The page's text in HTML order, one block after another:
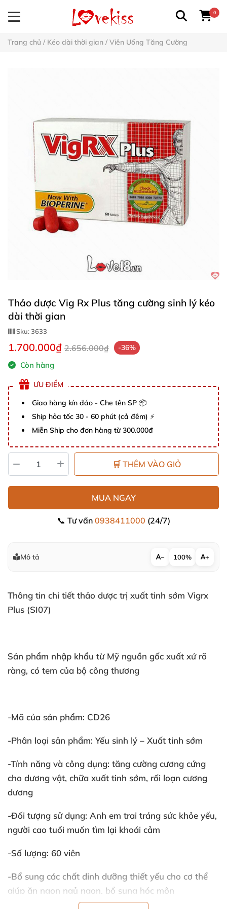
0
Trang chủ / Kéo dài thời gian / Viên Uống Tăng Cường
Thảo dược Vig Rx Plus tăng cường sinh lý kéo
dài thời gian
Sku:3633
1.700.000₫ 2.656.000₫ -36%
Còn hàng
ƯU ĐIỂM
Giao hàng kín đáo - Che tên SP 📦
Ship hỏa tốc 30 - 60 phút (cả đêm) ⚡
Miễn Ship cho đơn hàng từ 300.000đ
🛒 THÊM VÀO GIỎ
MUA NGAY
📞 Tư vấn 0938411000 (24/7)
Mô tả − 100% +
Thông tin chi tiết thảo dược trị xuất tinh sớm Vigrx
Plus (SI07)
Sản phẩm nhập khẩu từ Mỹ nguồn gốc xuất xứ rõ
ràng, có tem của bộ công thương
-Mã của sản phẩm: CD26
-Phân loại sản phẩm: Yếu sinh lý – Xuất tinh sớm
-Tính năng và công dụng: tăng cường cương cứng
cho dương vật, chữa xuất tinh sớm, rối loạn cương
dương
-Đối tượng sử dụng: Anh em trai tráng sức khỏe yếu,
người cao tuổi muốn tìm lại khoái cảm
-Số lượng: 60 viên
-Bổ sung các chất dinh dưỡng thiết yếu cho cơ thể
giúp ăn ngon ngủ ngon, bổ sung hóc môn